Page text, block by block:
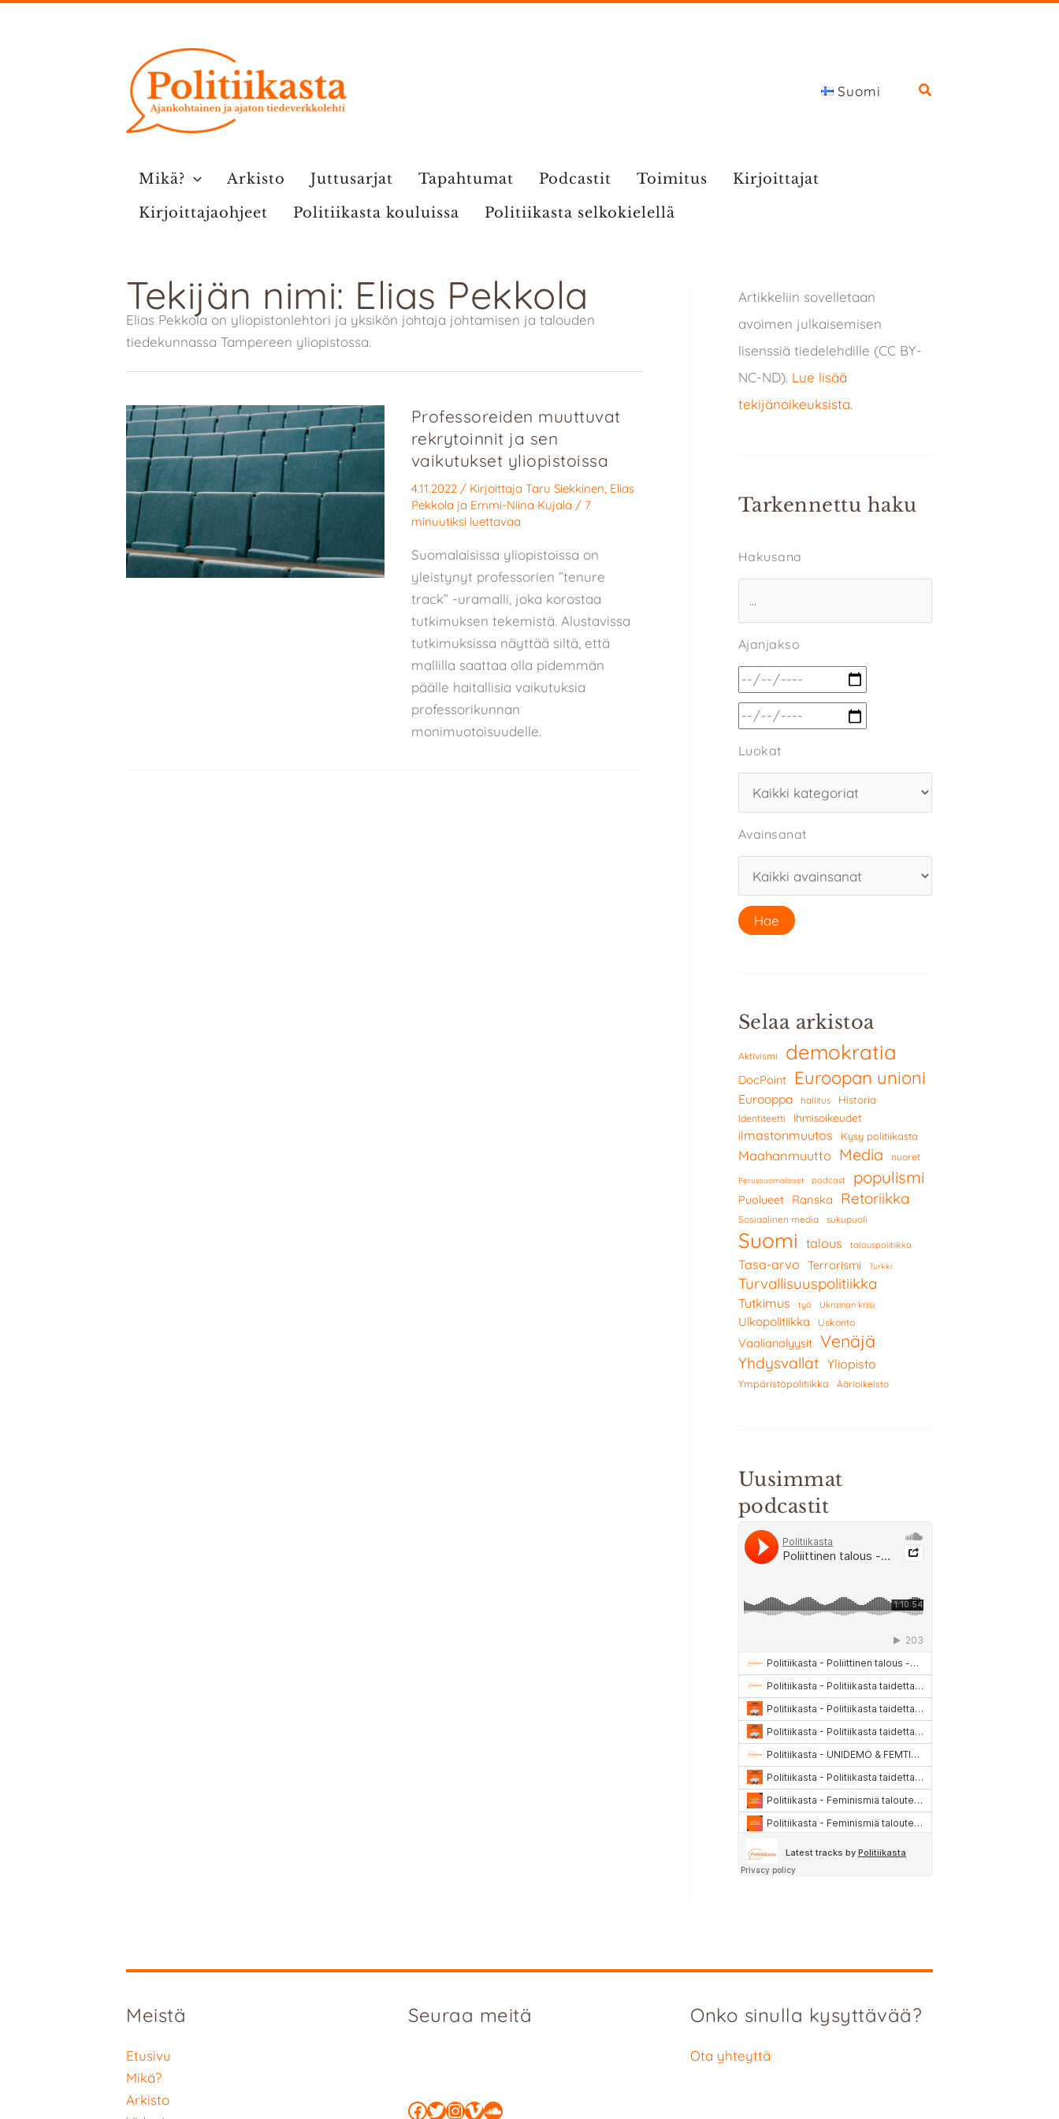
Suomi
Mikä? Arkisto Juttusarjat Tapahtumat Podcastit Toimitus
Kirjoittajat
Kirjoittajaohjeet
Politiikasta kouluissa Politiikasta selkokielellä
Tekijän nimi: Elias Pekkola
Elias Pekkola on yliopistonlehtori ja yksikön johtaja johtamisen ja talouden
tiedekunnassa Tampereen yliopistossa.
Professoreiden muuttuvat
rekrytoinnit ja sen
vaikutukset yliopistoissa
4.11.2022 / Kirjoittaja Taru Siekkinen Elias
Pekkola ja Emmi-Niina Kujala / 7
minuutiksi luettavaa
Suomalaisissa yliopistoissa on
yleistynyt professorien ”tenure
track” -uramalli, joka korostaa
tutkimuksen tekemistä. Alustavissa
tutkimuksissa näyttää siltä, että
mallilla saattaa olla pidemmän
päälle haitallisia vaikutuksia
professorikunnan
monimuotoisuudelle.
Artikkeliin sovelletaan
avoimen julkaisemisen
lisenssiä tiedelehdille (CC BY-
NC-ND). Lue lisää
tekijänoikeuksista.
Tarkennettu haku
Hakusana
Ajanjakso
Luokat
Avainsanat
Selaa arkistoa
Aktivismi demokratia
DocPoint Euroopan unioni
Eurooppa hallitus Historia
Identiteetti Ihmisoikeudet
ilmastonmuutos Kysy politiikasta
Maahanmuutto Media nuoret
Perussuomalaiset podcast populismi
Puolueet Ranska Retoriikka
Sosiaalinen media sukupuoli
Suomi talous talouspolitiikka
Tasa-arvo Terrorismi Turkki
Turvallisuuspolitiikka
Tutkimus työ Ukrainan kriisi
Ulkopolitiikka Uskonto
Vaalianalyysit Venäjä
Yhdysvallat Yliopisto
Ympäristöpolitiikka Äärioikeisto
Uusimmat
podcastit
Meistä
Etusivu
Mikä?
Arkisto
Seuraa meitä
Facebook
Twitter
Instagram
Vimeo
SoundCloud
Onko sinulla kysyttävää?
Ota yhteyttä